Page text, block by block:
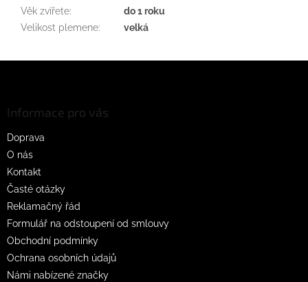
Věk zvířete:
do 1 roku
Velikost plemene: velká
Informace pro vás
Doprava
O nás
Kontakt
Časté otázky
Reklamačný řád
Formulář na odstoupení od smlouvy
Obchodní podmínky
Ochrana osobních údajů
Námi nabízené značky